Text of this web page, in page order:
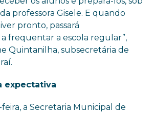
professora Gisele. E quando
pronto, passará
frequentar a escola regular”,
Quintanilha, subsecretária de
expectativa
a Secretaria Municipal de